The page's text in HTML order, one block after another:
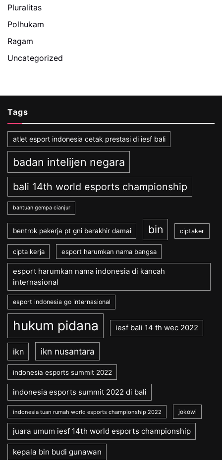
Pluralitas
Polhukam
Ragam
Uncategorized
Tags
atlet esport indonesia cetak prestasi di iesf bali
badan intelijen negara
bali 14th world esports championship
bantuan gempa cianjur
bentrok pekerja pt gni berakhir damai bin ciptaker
cipta kerja esport harumkan nama bangsa
esport harumkan nama indonesia di kancah
internasional
esport indonesia go internasional
hukum pidana iesf bali 14 th wec 2022
ikn ikn nusantara
indonesia esports summit 2022
indonesia esports summit 2022 di bali
indonesia tuan rumah world esports championship 2022 jokowi
juara umum iesf 14th world esports championship
kepala bin budi gunawan